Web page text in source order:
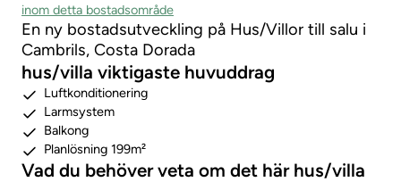
inom detta bostadsområde
En ny bostadsutveckling på Hus/Villor till salu i
Cambrils, Costa Dorada
hus/villa viktigaste huvuddrag
Luftkonditionering
Larmsystem
Balkong
Planlösning 199m²
Vad du behöver veta om det här hus/villa